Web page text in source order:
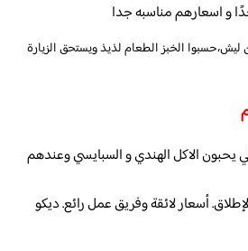
و اسعارهم مناسبه جدا
الخبز الطعام لذيذ ويستحق الزيارة
يحبون الاكل الهندي و السبايسي وعندهم
أسعار لائقة وفريق عمل رائع. ديكو